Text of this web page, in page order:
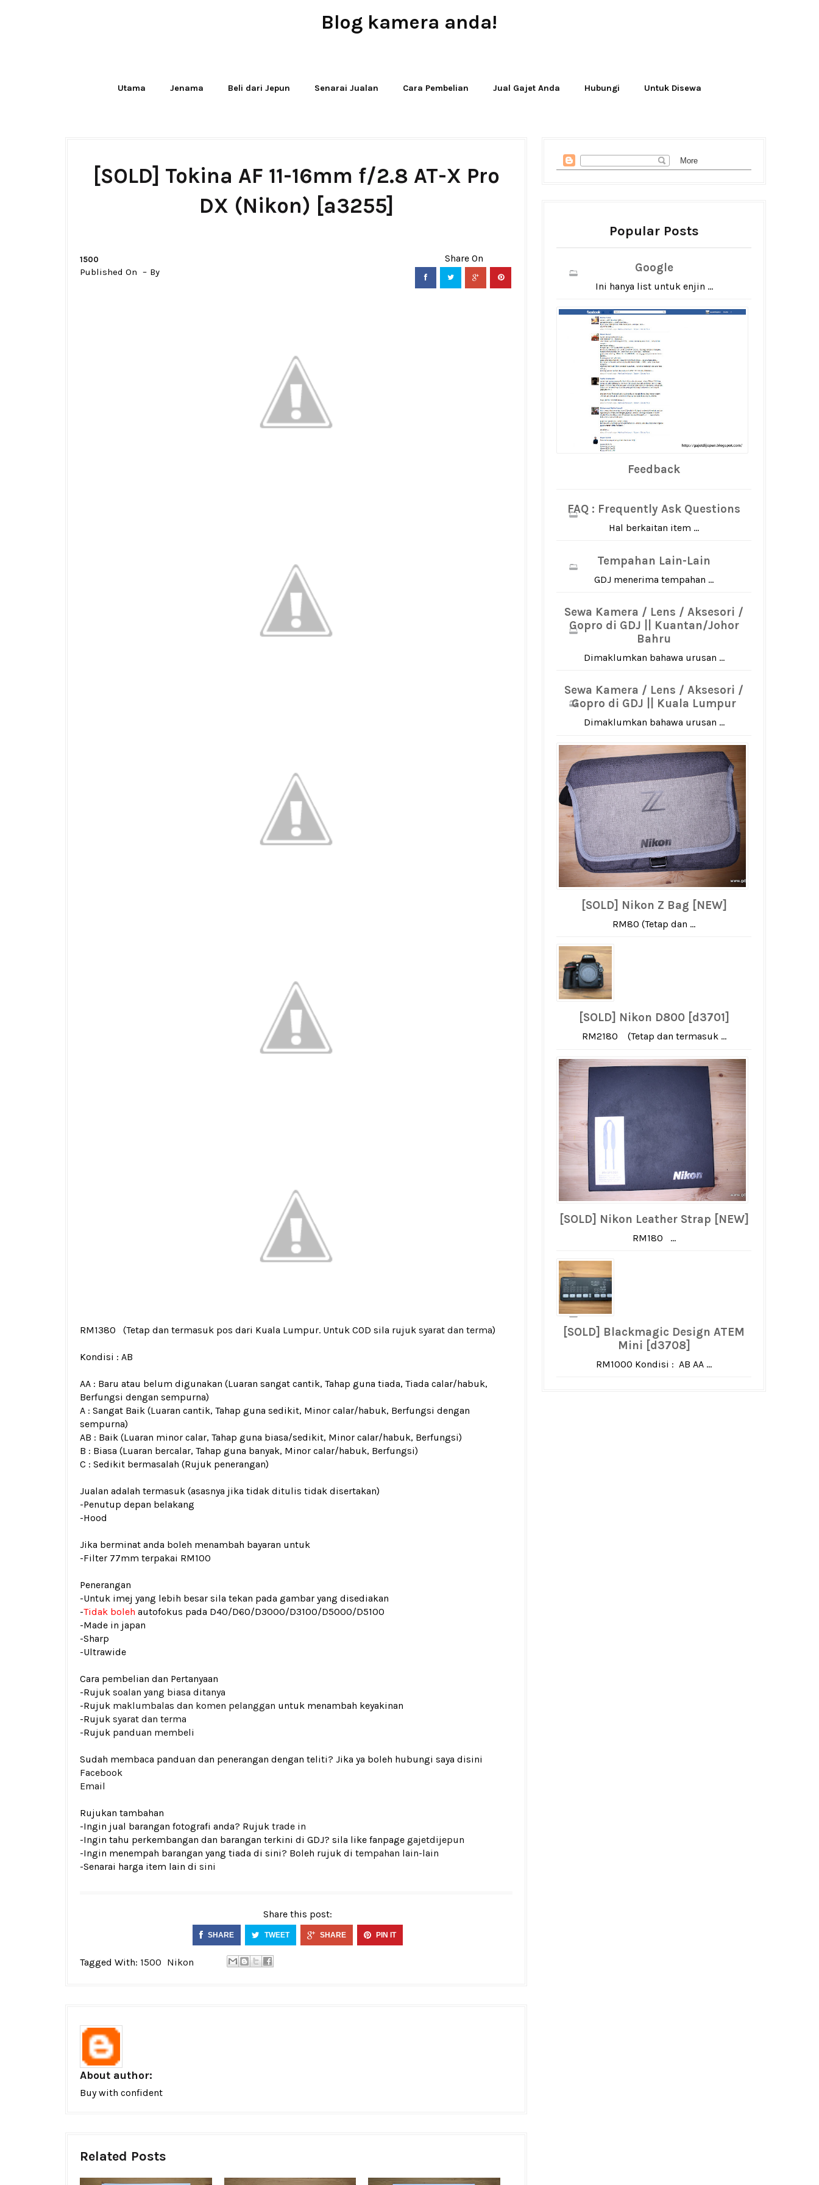
Blog kamera anda!
Utama Jenama Beli dari Jepun Senarai Jualan Cara Pembelian Jual Gajet Anda Hubungi Untuk Disewa
[SOLD] Tokina AF 11-16mm f/2.8 AT-X Pro
DX (Nikon) [a3255]
1500
Published On By
RM1380 (Tetap dan termasuk pos dari Kuala Lumpur. Untuk COD sila rujuk syarat dan terma)
Kondisi : AB
AA : Baru atau belum digunakan (Luaran sangat cantik, Tahap guna tiada, Tiada calar/habuk,
Berfungsi dengan sempurna)
A : Sangat Baik (Luaran cantik, Tahap guna sedikit, Minor calar/habuk, Berfungsi dengan
sempurna)
AB : Baik (Luaran minor calar, Tahap guna biasa/sedikit, Minor calar/habuk, Berfungsi)
B : Biasa (Luaran bercalar, Tahap guna banyak, Minor calar/habuk, Berfungsi)
C : Sedikit bermasalah (Rujuk penerangan)
Jualan adalah termasuk (asasnya jika tidak ditulis tidak disertakan)
-Penutup depan belakang
-Hood
Jika berminat anda boleh menambah bayaran untuk
-Filter 77mm terpakai RM100
Penerangan
-Untuk imej yang lebih besar sila tekan pada gambar yang disediakan
-Tidak boleh autofokus pada D40/D60/D3000/D3100/D5000/D5100
-Made in japan
-Sharp
-Ultrawide
Cara pembelian dan Pertanyaan
-Rujuk soalan yang biasa ditanya
-Rujuk maklumbalas dan komen pelanggan untuk menambah keyakinan
-Rujuk syarat dan terma
-Rujuk panduan membeli
Sudah membaca panduan dan penerangan dengan teliti? Jika ya boleh hubungi saya disini
Facebook
Email
Rujukan tambahan
-Ingin jual barangan fotografi anda? Rujuk trade in
-Ingin tahu perkembangan dan barangan terkini di GDJ? sila like fanpage gajetdijepun
-Ingin menempah barangan yang tiada di sini? Boleh rujuk di tempahan lain-lain
-Senarai harga item lain di sini
Share this post:
SHARE TWEET SHARE PIN IT
Tagged With: 1500 Nikon
About author:
Buy with confident
Related Posts
Popular Posts
Google
Ini hanya list untuk enjin ...
Feedback
FAQ : Frequently Ask Questions
Hal berkaitan item ...
Tempahan Lain-Lain
GDJ menerima tempahan ...
Sewa Kamera / Lens / Aksesori /
Gopro di GDJ || Kuantan/Johor
Bahru
Dimaklumkan bahawa urusan ...
Sewa Kamera / Lens / Aksesori /
Gopro di GDJ || Kuala Lumpur
Dimaklumkan bahawa urusan ...
[SOLD] Nikon Z Bag [NEW]
RM80 (Tetap dan ...
[SOLD] Nikon D800 [d3701]
RM2180 (Tetap dan termasuk ...
[SOLD] Nikon Leather Strap [NEW]
RM180 ...
[SOLD] Blackmagic Design ATEM
Mini [d3708]
RM1000 Kondisi : AB AA ...